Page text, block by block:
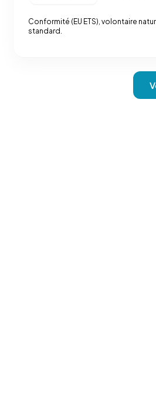
Conformité (EU ETS), volontaire
standard.